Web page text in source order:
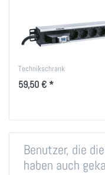
12-fach Schuko
Stromversorgung
Technikschrank
59,50 € *
Benutzer, die
haben auch